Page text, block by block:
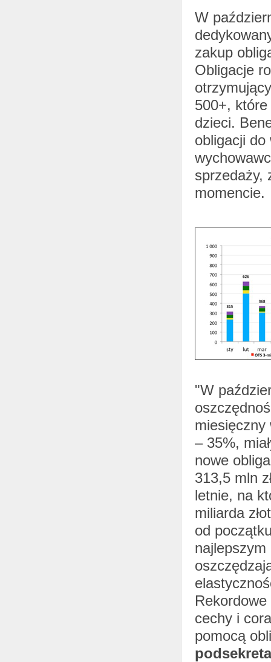
W
zakup
Obligacje
500+,
dzieci.
obligacji
sprzedaży,
momencie.
"W
miesięczny
– 35%,
nowe
313,5 mln
letnie, na
miliarda
od
cechy i
pomocą